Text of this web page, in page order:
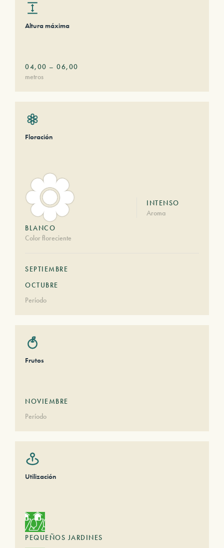
Altura máxima
04,00 – 06,00
metros
Floración
BLANCO
Color floreciente
INTENSO
Aroma
SEPTIEMBRE
OCTUBRE
Período
Frutos
NOVIEMBRE
Período
Utilización
PEQUEÑOS JARDINES